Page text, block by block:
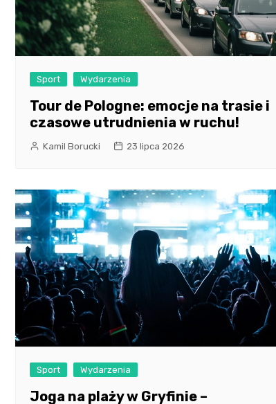
Sport Wydarzenia
Tour de Pologne: emocje na trasie i
czasowe utrudnienia w ruchu!
Kamil Borucki 23 lipca 2026
Sport Wydarzenia
Joga na plaży w Gryfinie –